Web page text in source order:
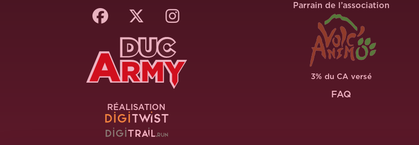
RÉALISATION
Parrain de l’association
3% du CA versé
FAQ